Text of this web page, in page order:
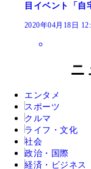
目イベント「自
2020年04月18日
ニ
エンタメ
スポーツ
クルマ
ライフ・文化
社会
政治・国際
経済・ビジネス